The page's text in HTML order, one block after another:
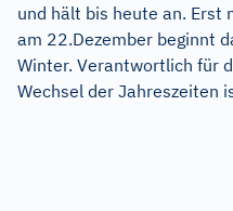
und hält bis heute an. Erst
am 22.Dezember beginnt
Winter. Verantwortlich für
Wechsel der Jahreszeiten